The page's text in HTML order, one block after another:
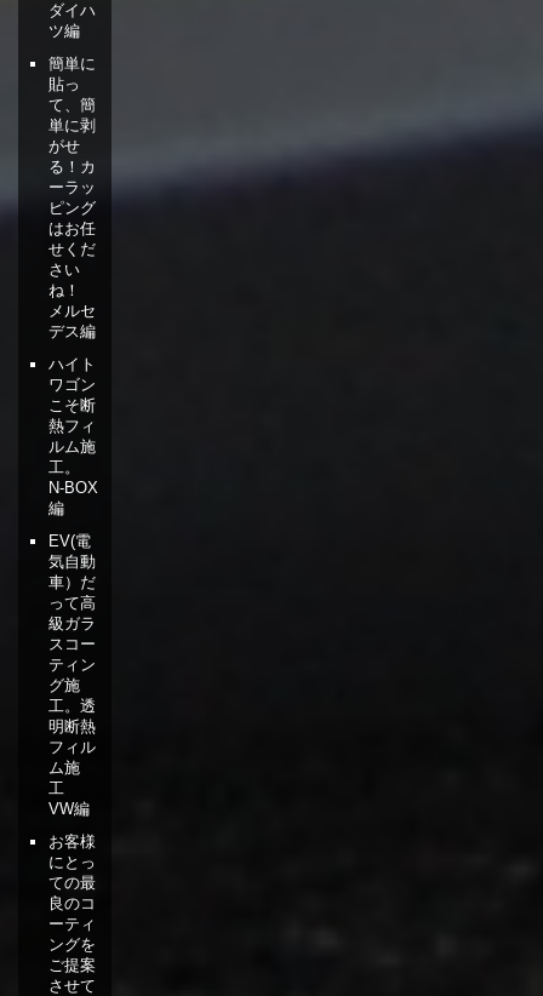
ダイハ
ツ編
簡単に
貼っ
て、簡
単に剥
がせ
る！カ
ーラッ
ピング
はお任
せくだ
さい
ね！
メルセ
デス編
ハイト
ワゴン
こそ断
熱フィ
ルム施
工。
N-BOX
編
EV(電
気自動
車）だ
って高
級ガラ
スコー
ティン
グ施
工。透
明断熱
フィル
ム施
工
VW編
お客様
にとっ
ての最
良のコ
ーティ
ングを
ご提案
させて